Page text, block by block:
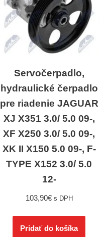
Servočerpadlo,
hydraulické čerpadlo
pre riadenie JAGUAR
XJ X351 3.0/ 5.0 09-,
XF X250 3.0/ 5.0 09-,
XK II X150 5.0 09-, F-
TYPE X152 3.0/ 5.0
12-
103,90€ s DPH
Pridať do košíka